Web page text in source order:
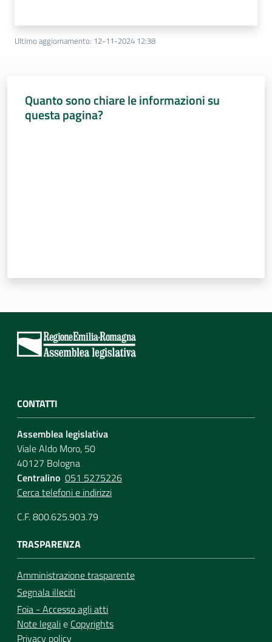
Ultimo aggiornamento: 12-11-2024 12:38
Quanto sono chiare le informazioni su
questa pagina?
CONTATTI
Assemblea legislativa
Viale Aldo Moro, 50
40127 Bologna
Centralino 051 5275226
Cerca telefoni e indirizzi
C.F. 800.625.903.79
TRASPARENZA
Amministrazione trasparente
Segnala illeciti
Foia - Accesso agli atti
Note legalie Copyrights
Privacy policy